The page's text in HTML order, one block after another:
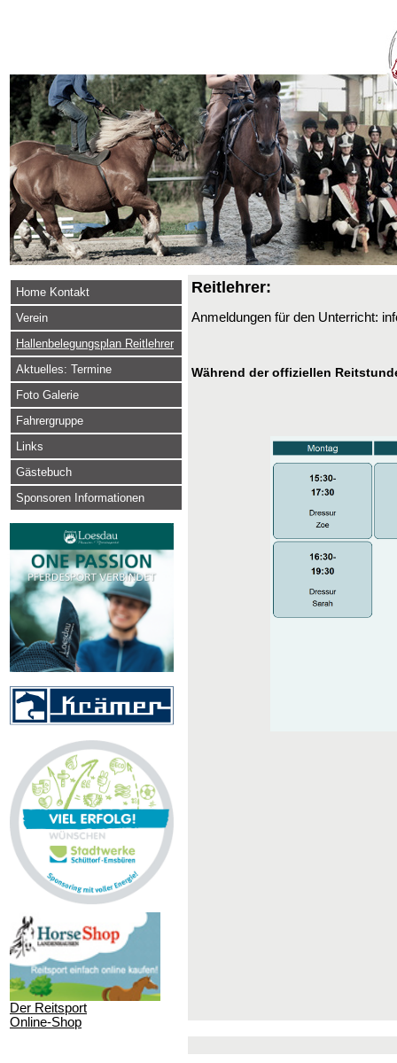
Home Kontakt
Verein
Hallenbelegungsplan Reitlehrer
Aktuelles: Termine
Foto Galerie
Fahrergruppe
Links
Gästebuch
Sponsoren Informationen
Der Reitsport
Online-Shop
Reitlehrer:
Anmeldungen für den Unterricht:
Während der offiziellen